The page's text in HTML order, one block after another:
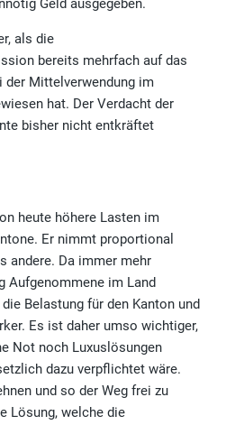
Geld ausgegeben.
als die
bereits mehrfach auf das
der Mittelverwendung im
hat. Der Verdacht der
bisher nicht entkräftet
heute höhere Lasten im
Er nimmt proportional
andere. Da immer mehr
Aufgenommene im Land
Belastung für den Kanton und
Es ist daher umso wichtiger,
Not noch Luxuslösungen
dazu verpflichtet wäre.
und so der Weg frei zu
Lösung, welche die